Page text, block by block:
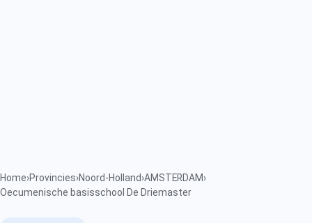
Home›Provincies›Noord-Holland›AMSTERDAM›
Oecumenische basisschool De Driemaster